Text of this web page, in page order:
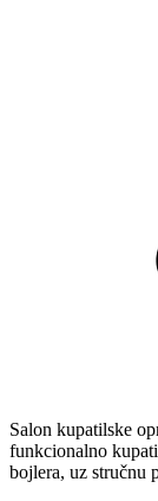
Salon kupatilske
funkcionalno
bojlera, uz stručnu